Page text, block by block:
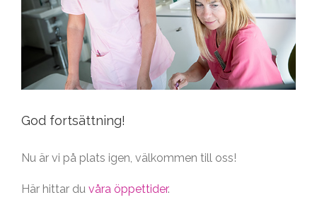
God fortsättning!
Nu är vi på plats igen, välkommen till oss!
Här hittar du våra öppettider.